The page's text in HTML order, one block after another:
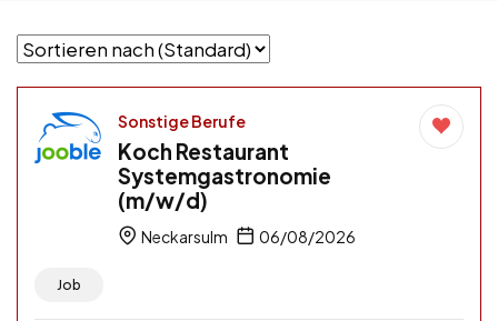
Sonstige Berufe
Koch Restaurant
Systemgastronomie
(m/w/d)
Neckarsulm 06/08/2026
Job